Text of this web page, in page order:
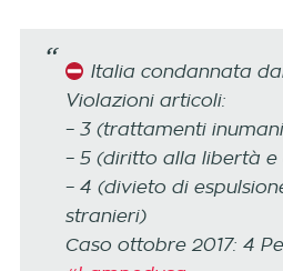
Italia condannata
Violazioni articoli:
– 3 (trattamenti
– 5 (diritto alla libertà e
– 4 (divieto di
stranieri)
Caso ottobre 2017: 4